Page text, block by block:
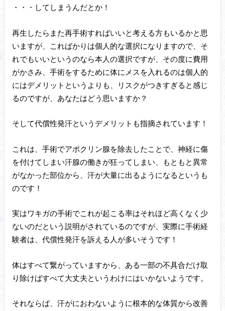
・・・してしまうんだとか！
再生したらまた再手術すればいいと考える方もいるかと思
いますが、こればかりは個人的な選択になりますので、そ
れでもいいというのなら本人の選択ですが、その度に費用
がかさみ、手術をするために体にメスを入れるのは個人的
にはデメリットというよりも、リスクがつきすぎると感じ
るのですが、あなたはどう思いますか？
そして代償性発汗というデメリットも指摘されています！
これは、手術でアポクリン腺を除去したことで、神経に傷
を付けてしまい汗腺の働きが狂ってしまい、もともと異常
がなかった部位から、汗が大量に出るようになるというも
のです！
実はワキガの手術でこれが起こる率はそれほど高くなく少
ないのだという説明がされているのですが、実際に手術経
験者は、代償性発汗を訴える人が多いそうです！
体はすべて繋がっていますから、ある一部の不具合だけ取
り除けばすべて大丈夫というわけにはいかないようです。
それならば、汗がにおわないように根本的な体質から改善